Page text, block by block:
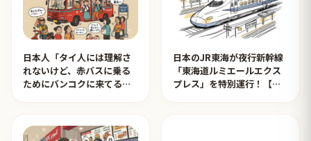
日本人「タイ人には理解さ
れないけど、赤バスに乗る
ためにバンコクに来てる日
日本のJR東海が夜行新幹線
「東海道ルミエールエクス
プレス」を特別運行！【タ